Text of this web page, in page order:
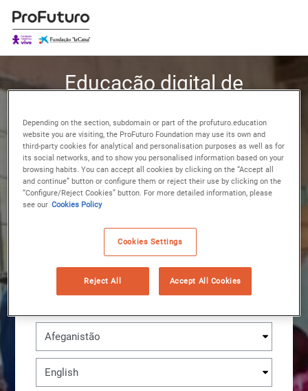
Educação digital de
de todos
Na ProFuturo, ajudamos você a potencializar a sua
formação como docente, por meio de uma
plataforma digital para melhorar a experiência de
aprendizagem dos seus alunos. Além disso, você
sempre estará acompanhado por uma ampla
comunidade de docentes ativos como você.
Escolha o seu país e idioma para acessar
Depending on the section, subdomain or part of the profuturo.education
website you are visiting, the ProFuturo Foundation may use its own and
third-party cookies for analytical and personalisation purposes as well as for
its social networks, and to show you personalised information based on your
browsing habits. You can accept all cookies by clicking on the “Accept all
and continue” button or configure them or reject their use by clicking on the
“Configure/Reject Cookies” button. For more detailed information, please
see our Cookies Policy
Cookies Settings
Reject All Accept All Cookies